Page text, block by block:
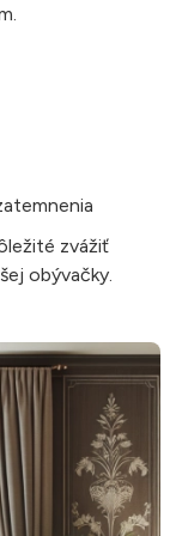
zvážiť
obývačky.